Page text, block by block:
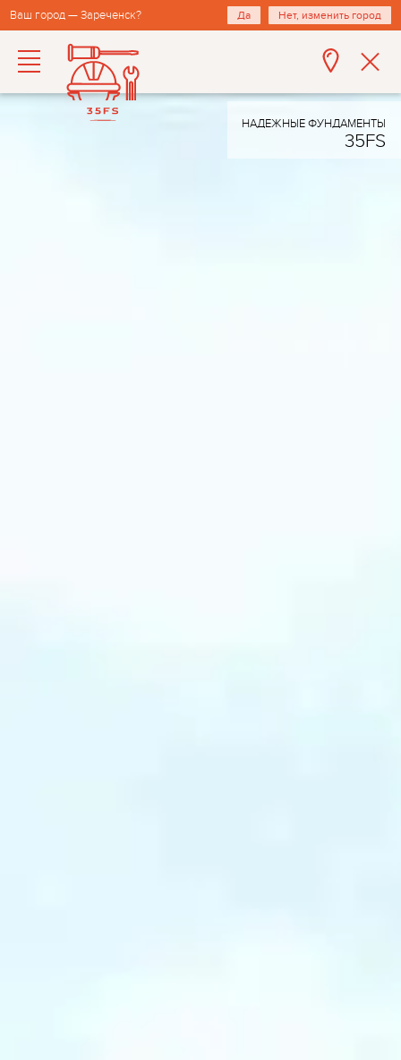
Ваш город — Зареченск? Да Нет, изменить город
НАДЕЖНЫЕ ФУНДАМЕНТЫ
35FS